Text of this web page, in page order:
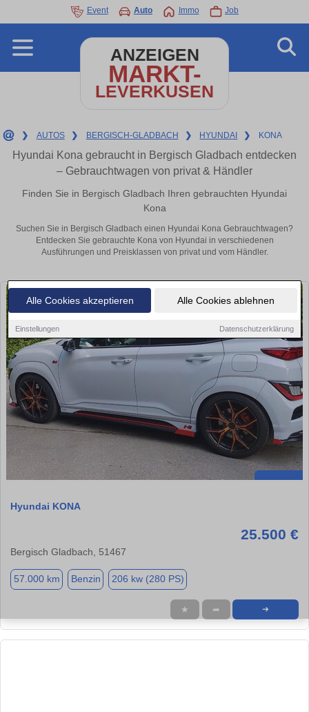
Alle Cookies akzeptieren Alle Cookies ablehnen
Einstellungen Datenschutzerklärung
Event Auto Immo Job
ANZEIGEN
MARKT-
LEVERKUSEN
❯ AUTOS ❯ BERGISCH-GLADBACH ❯ HYUNDAI ❯ KONA
Hyundai Kona gebraucht in Bergisch Gladbach entdecken
– Gebrauchtwagen von privat & Händler
Finden Sie in Bergisch Gladbach Ihren gebrauchten Hyundai
Kona
Suchen Sie in Bergisch Gladbach einen Hyundai Kona Gebrauchtwagen?
Entdecken Sie gebrauchte Kona von Hyundai in verschiedenen
Ausführungen und Preisklassen von privat und vom Händler.
Hyundai KONA
25.500 €
Bergisch Gladbach, 51467
57.000 km Benzin 206 kw (280 PS)
★ ➦ ➜